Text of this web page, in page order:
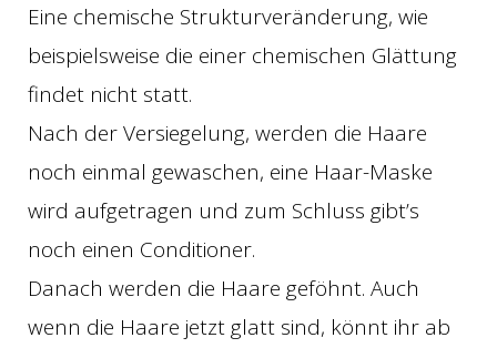
Eine chemische Strukturveränderung, wie
beispielsweise die einer chemischen Glättung
findet nicht statt.
Nach der Versiegelung, werden die Haare
noch einmal gewaschen, eine Haar-Maske
wird aufgetragen und zum Schluss gibt’s
noch einen Conditioner.
Danach werden die Haare geföhnt. Auch
wenn die Haare jetzt glatt sind, könnt ihr ab